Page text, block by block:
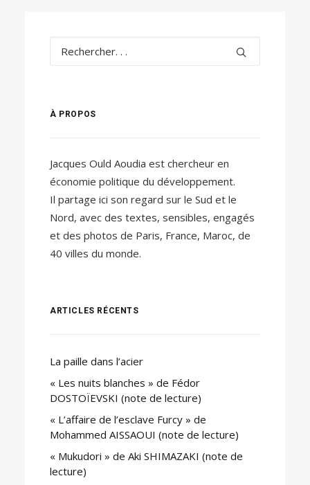
À PROPOS
Jacques Ould Aoudia est chercheur en
économie politique du développement.
Il partage ici son regard sur le Sud et le
Nord, avec des textes, sensibles, engagés
et des photos de Paris, France, Maroc, de
40 villes du monde.
ARTICLES RÉCENTS
La paille dans l’acier
« Les nuits blanches » de Fédor
DOSTOÏEVSKI (note de lecture)
« L’affaire de l’esclave Furcy » de
Mohammed AISSAOUI (note de lecture)
« Mukudori » de Aki SHIMAZAKI (note de
lecture)